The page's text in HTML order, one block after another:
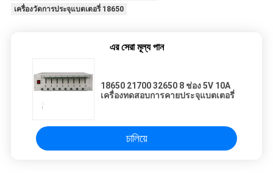
เครื่องวัดการประจุแบตเตอรี่ 18650
এর সেরা মূল্য পান
18650 21700 32650 8 ช่อง 5V 10A
เครื่องทดสอบการคายประจุแบตเตอรี่
চালিয়ে